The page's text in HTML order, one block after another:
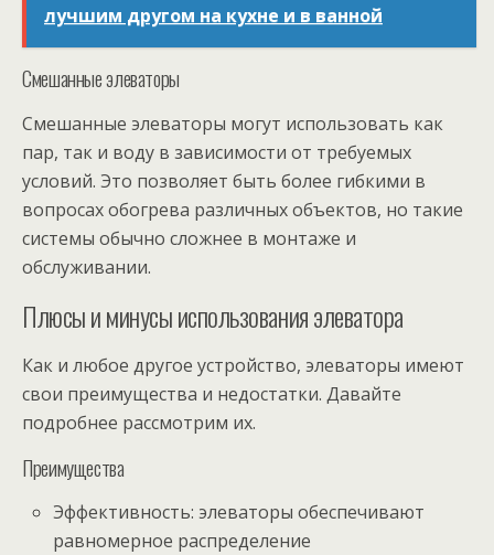
лучшим другом на кухне и в ванной
Смешанные элеваторы
Смешанные элеваторы могут использовать как
пар, так и воду в зависимости от требуемых
условий. Это позволяет быть более гибкими в
вопросах обогрева различных объектов, но такие
системы обычно сложнее в монтаже и
обслуживании.
Плюсы и минусы использования элеватора
Как и любое другое устройство, элеваторы имеют
свои преимущества и недостатки. Давайте
подробнее рассмотрим их.
Преимущества
Эффективность: элеваторы обеспечивают
равномерное распределение